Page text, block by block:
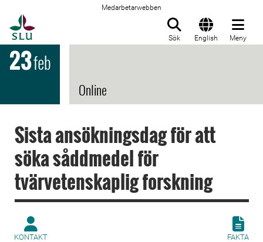
Medarbetarwebben
Sök English Meny
23feb
Online
Sista ansökningsdag för att
söka såddmedel för
tvärvetenskaplig forskning
KONTAKT FAKTA